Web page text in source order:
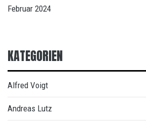
Februar 2024
KATEGORIEN
Alfred Voigt
Andreas Lutz